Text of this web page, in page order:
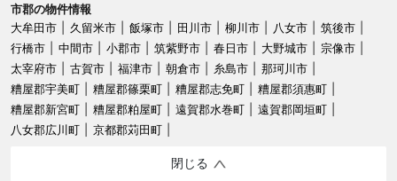
市郡の物件情報
大牟田市
久留米市 飯塚市 田川市 柳川市 八女市
筑後市
行橋市
中間市 小郡市 筑紫野市 春日市 大野城市
宗像市
太宰府市
古賀市 福津市 朝倉市 糸島市
那珂川市
糟屋郡宇美町
糟屋郡篠栗町 糟屋郡志免町
糟屋郡須惠町
糟屋郡新宮町
糟屋郡粕屋町 遠賀郡水巻町
遠賀郡岡垣町
八女郡広川町
京都郡苅田町
閉じる